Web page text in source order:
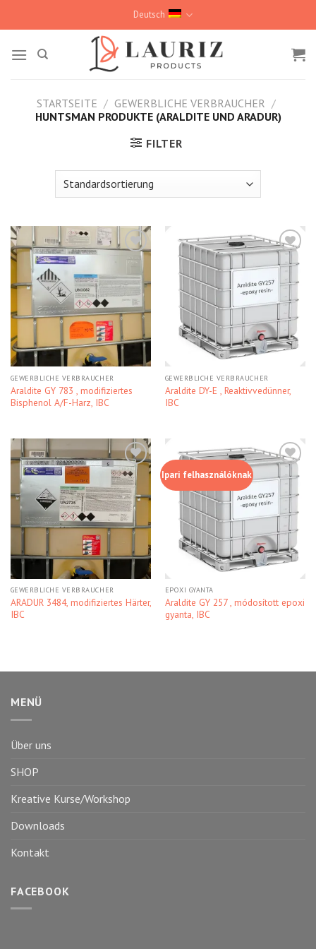
Deutsch
STARTSEITE / GEWERBLICHE VERBRAUCHER /
HUNTSMAN PRODUKTE (ARALDITE UND ARADUR)
FILTER
Kedvencekhez
GEWERBLICHE VERBRAUCHER
Araldite GY 783 , modifiziertes
Bisphenol A/F-Harz, IBC
Kedvencekhez
GEWERBLICHE VERBRAUCHER
Araldite DY-E , Reaktivvedünner,
IBC
Kedvencekhez
GEWERBLICHE VERBRAUCHER
ARADUR 3484, modifiziertes Härter,
IBC
Ipari felhasználóknak
Kedvencekhez
EPOXI GYANTA
Araldite GY 257 , módosított epoxi
gyanta, IBC
MENÜ
Über uns
SHOP
Kreative Kurse/Workshop
Downloads
Kontakt
FACEBOOK